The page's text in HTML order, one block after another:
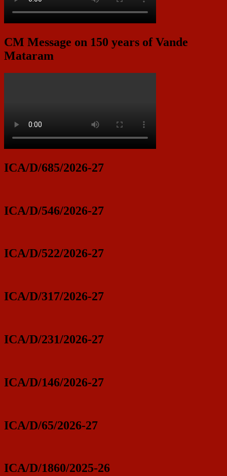
CM Message on 150 years of Vande
Mataram
ICA/D/685/2026-27
ICA/D/546/2026-27
ICA/D/522/2026-27
ICA/D/317/2026-27
ICA/D/231/2026-27
ICA/D/146/2026-27
ICA/D/65/2026-27
ICA/D/1860/2025-26